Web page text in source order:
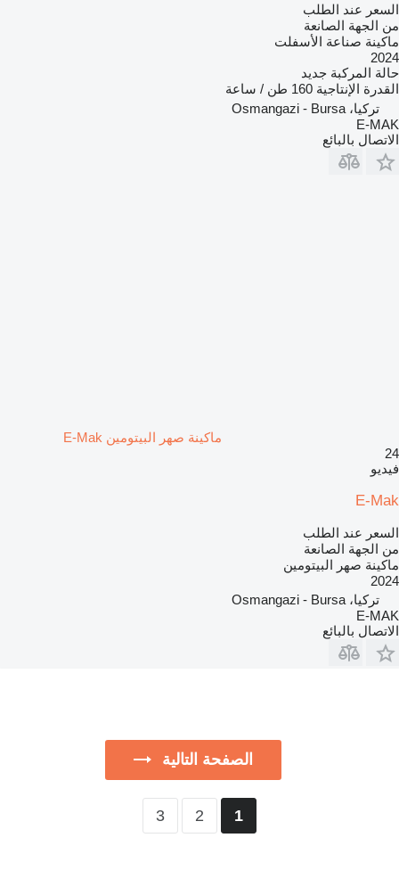
السعر عند الطلب
من الجهة الصانعة
ماكينة صناعة الأسفلت
2024
حالة المركبة جديد
القدرة الإنتاجية 160 طن / ساعة
تركيا، Osmangazi - Bursa
E-MAK
الاتصال بالبائع
ماكينة صهر البيتومين E-Mak
24
فيديو
E-Mak
السعر عند الطلب
من الجهة الصانعة
ماكينة صهر البيتومين
2024
تركيا، Osmangazi - Bursa
E-MAK
الاتصال بالبائع
الصفحة التالية
1
2
3